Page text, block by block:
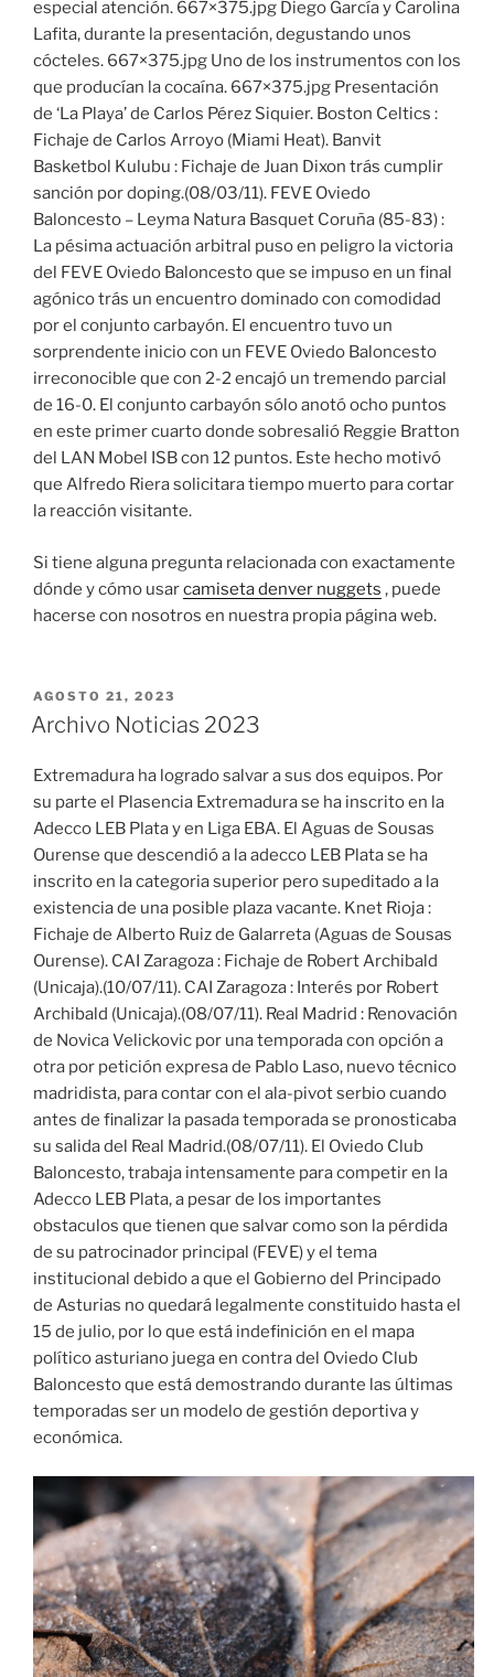
especial atención. 667×375.jpg Diego García y Carolina
Lafita, durante la presentación, degustando unos
cócteles. 667×375.jpg Uno de los instrumentos con los
que producían la cocaína. 667×375.jpg Presentación
de ‘La Playa’ de Carlos Pérez Siquier. Boston Celtics :
Fichaje de Carlos Arroyo (Miami Heat). Banvit
Basketbol Kulubu : Fichaje de Juan Dixon trás cumplir
sanción por doping.(08/03/11). FEVE Oviedo
Baloncesto – Leyma Natura Basquet Coruña (85-83) :
La pésima actuación arbitral puso en peligro la victoria
del FEVE Oviedo Baloncesto que se impuso en un final
agónico trás un encuentro dominado con comodidad
por el conjunto carbayón. El encuentro tuvo un
sorprendente inicio con un FEVE Oviedo Baloncesto
irreconocible que con 2-2 encajó un tremendo parcial
de 16-0. El conjunto carbayón sólo anotó ocho puntos
en este primer cuarto donde sobresalió Reggie Bratton
del LAN Mobel ISB con 12 puntos. Este hecho motivó
que Alfredo Riera solicitara tiempo muerto para cortar
la reacción visitante.
Si tiene alguna pregunta relacionada con exactamente
dónde y cómo usarcamiseta denver nuggets , puede
hacerse con nosotros en nuestra propia página web.
PUBLICADO
EL
AGOSTO 21, 2023
Archivo Noticias 2023
Extremadura ha logrado salvar a sus dos equipos. Por
su parte el Plasencia Extremadura se ha inscrito en la
Adecco LEB Plata y en Liga EBA. El Aguas de Sousas
Ourense que descendió a la adecco LEB Plata se ha
inscrito en la categoria superior pero supeditado a la
existencia de una posible plaza vacante. Knet Rioja :
Fichaje de Alberto Ruiz de Galarreta (Aguas de Sousas
Ourense). CAI Zaragoza : Fichaje de Robert Archibald
(Unicaja).(10/07/11). CAI Zaragoza : Interés por Robert
Archibald (Unicaja).(08/07/11). Real Madrid : Renovación
de Novica Velickovic por una temporada con opción a
otra por petición expresa de Pablo Laso, nuevo técnico
madridista, para contar con el ala-pivot serbio cuando
antes de finalizar la pasada temporada se pronosticaba
su salida del Real Madrid.(08/07/11). El Oviedo Club
Baloncesto, trabaja intensamente para competir en la
Adecco LEB Plata, a pesar de los importantes
obstaculos que tienen que salvar como son la pérdida
de su patrocinador principal (FEVE) y el tema
institucional debido a que el Gobierno del Principado
de Asturias no quedará legalmente constituido hasta el
15 de julio, por lo que está indefinición en el mapa
político asturiano juega en contra del Oviedo Club
Baloncesto que está demostrando durante las últimas
temporadas ser un modelo de gestión deportiva y
económica.